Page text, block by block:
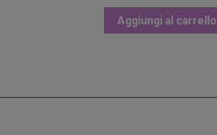
Aggiungi al carrello